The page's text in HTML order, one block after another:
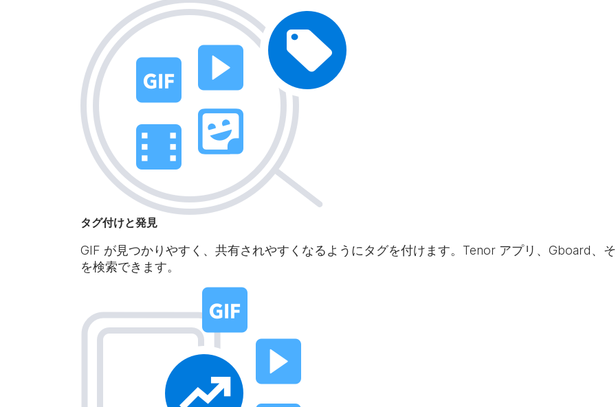
タグ付けと発見
GIF が見つかりやすく、共有されやすくなるようにタグを付けます。Tenor アプリ、Gboard、
を検索できます。